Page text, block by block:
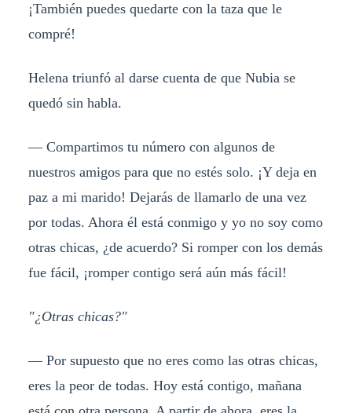
¡También puedes quedarte con la taza que le
compré!
Helena triunfó al darse cuenta de que Nubia se
quedó sin habla.
— Compartimos tu número con algunos de
nuestros amigos para que no estés solo. ¡Y deja en
paz a mi marido! Dejarás de llamarlo de una vez
por todas. Ahora él está conmigo y yo no soy como
otras chicas, ¿de acuerdo? Si romper con los demás
fue fácil, ¡romper contigo será aún más fácil!
"¿Otras chicas?"
— Por supuesto que no eres como las otras chicas,
eres la peor de todas. Hoy está contigo, mañana